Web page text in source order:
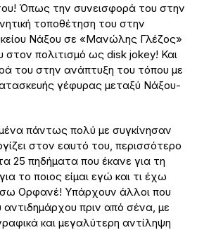
Όπως την συνεισφορά του στην
τοποθέτηση του στην
Νάξου σε «Μανώλης Γλέζος»
στον πολιτισμό ως disk jokey! Και
του στην ανάπτυξη του τόπου με
γέφυρας μεταξύ Νάξου-
πάντως πολύ με συγκίνησαν
στον εαυτό του, περισσότερο
25 πηδήματα που έκανε για τη
το ποιος είμαι εγώ και τι έχω
Ορφανέ! Υπάρχουν άλλοι που
πριν από σένα, με
και μεγαλύτερη αντίληψη